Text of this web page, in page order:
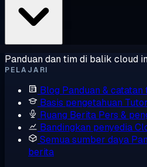
Panduan dan tim di balik cloud
PELAJARI
Blog Panduan & catatan
Basis pengetahuan
Ruang Berita Pers &
Bandingkan penyedia
Semua sumber daya
berita